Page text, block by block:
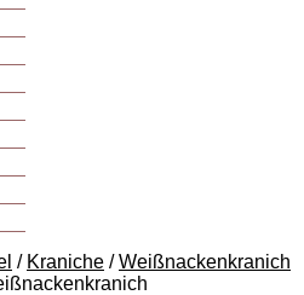
/ Kraniche /Weißnackenkranich